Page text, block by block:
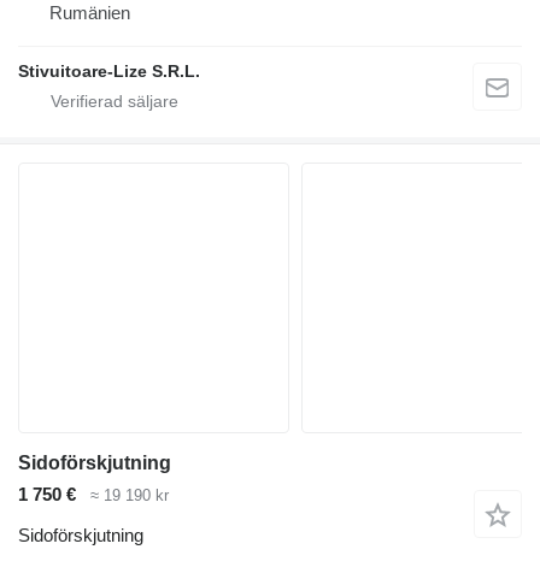
Rumänien
Stivuitoare-Lize S.R.L.
Sidoförskjutning
1 750 €
≈ 19 190 kr
Sidoförskjutning